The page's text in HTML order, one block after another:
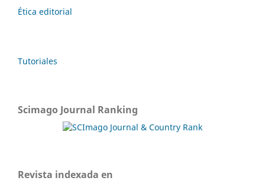
Ética editorial
Tutoriales
Scimago Journal Ranking
Revista indexada en